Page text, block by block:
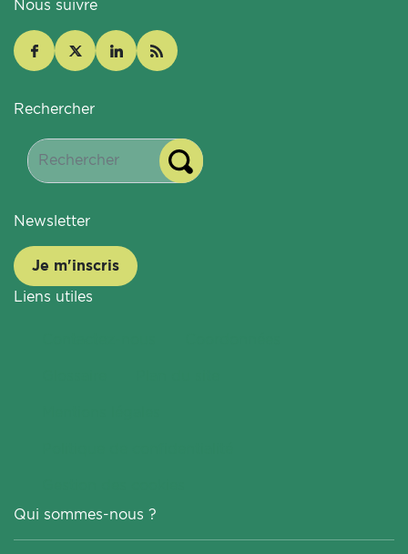
Nous suivre
Rechercher
Newsletter
Je m'inscris
Liens utiles
Qui sommes-nous ?